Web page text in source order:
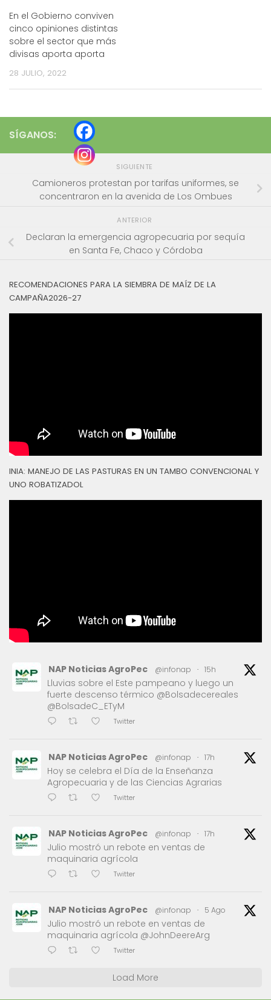
En el Gobierno conviven
cinco opiniones distintas
sobre el sector que más
divisas aporta aporta
28 JULIO, 2022
SÍGANOS:
SIGUIENTE
Camioneros protestan por tarifas uniformes, se
concentraron en la avenida de Los Ombues
ANTERIOR
Declaran la emergencia agropecuaria por sequía
en Santa Fe, Chaco y Córdoba
RECOMENDACIONES PARA LA SIEMBRA DE MAÍZ DE LA
CAMPAÑA2026-27
INIA: MANEJO DE LAS PASTURAS EN UN TAMBO CONVENCIONAL Y
UNO ROBATIZADOL
NAP Noticias AgroPec @infonap · 15h
Lluvias sobre el Este pampeano y luego un
fuerte descenso térmico @Bolsadecereales
@BolsadeC_ETyM
Twitter
NAP Noticias AgroPec @infonap · 17h
Hoy se celebra el Día de la Enseñanza
Agropecuaria y de las Ciencias Agrarias
Twitter
NAP Noticias AgroPec @infonap · 17h
Julio mostró un rebote en ventas de
maquinaria agrícola
Twitter
NAP Noticias AgroPec @infonap · 5 Ago
Julio mostró un rebote en ventas de
maquinaria agrícola @JohnDeereArg
Twitter
Load More